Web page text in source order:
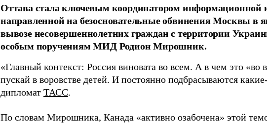
Оттава стала ключевым координатором информационной
направленной на безосновательные обвинения Москвы в
вывозе несовершеннолетних граждан с территории
особым поручениям МИД Родион Мирошник.
«Главный контекст: Россия виновата во всем. А в чем это «во
пускай в воровстве детей. И постоянно подбрасываются
дипломат ТАСС.
По словам Мирошника, Канада «активно озабочена» этой